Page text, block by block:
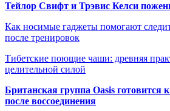
Тейлор Свифт и Трэвис Келси
Как носимые гаджеты помогают
после тренировок
Тибетские поющие чаши: древняя
целительной силой
Британская группа Oasis готовится
после воссоединения